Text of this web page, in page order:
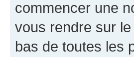
commencer une
vous rendre sur
bas de toutes les